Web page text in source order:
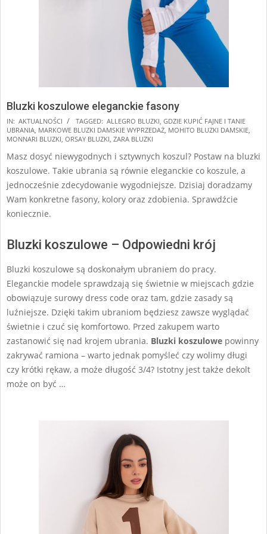
Bluzki koszulowe eleganckie fasony
2024-
10-
IN: AKTUALNOŚCI TAGGED: ALLEGRO BLUZKI GDZIE KUPIĆ FAJNE I TANIE
UBRANIA MARKOWE BLUZKI DAMSKIE WYPRZEDAŻ MOHITO BLUZKI DAMSKIE
MONNARI BLUZKI ORSAY BLUZKI ZARA BLUZKI
Masz dosyć niewygodnych i sztywnych koszul? Postaw na bluzki
koszulowe. Takie ubrania są równie eleganckie co koszule, a
jednocześnie zdecydowanie wygodniejsze. Dzisiaj doradzamy
Wam konkretne fasony, kolory oraz zdobienia. Sprawdźcie
koniecznie.
Bluzki koszulowe – Odpowiedni krój
Bluzki koszulowe są doskonałym ubraniem do pracy.
Eleganckie modele sprawdzają się świetnie w miejscach gdzie
obowiązuje surowy dress code oraz tam, gdzie zasady są
luźniejsze. Dzięki takim ubraniom będziesz zawsze wyglądać
świetnie i czuć się komfortowo. Przed zakupem warto
zastanowić się nad krojem ubrania. Bluzki koszulowe powinny
zakrywać ramiona – warto jednak pomyśleć czy wolimy długi
czy krótki rękaw, a może długość 3/4? Istotny jest także dekolt
może on być …